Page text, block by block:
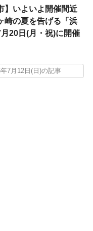
】いよいよ開催間近
崎の夏を告げる「浜
20日(月・祝)に開催
7月12日(日)の記事